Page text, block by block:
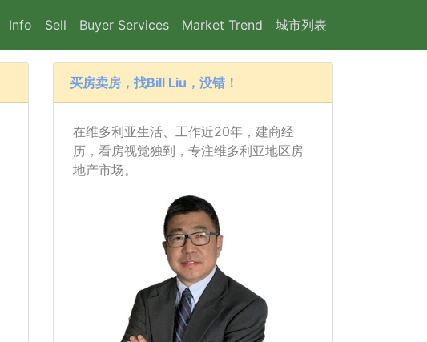
Info Sell Buyer Services Market Trend 城市列表
买房卖房，找Bill Liu，没错！
在维多利亚生活、工作近20年，建商经
历，看房视觉独到，专注维多利亚地区房
地产市场。